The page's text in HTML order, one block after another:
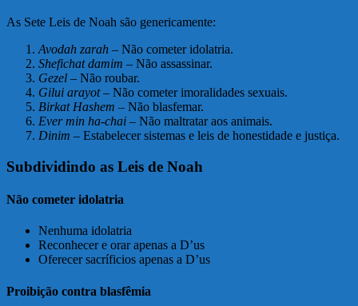
As Sete Leis de Noah são genericamente:
Avodah zarah – Não cometer idolatria.
Shefichat damim – Não assassinar.
Gezel – Não roubar.
Gilui arayot– Não cometer imoralidades sexuais.
Birkat Hashem – Não blasfemar.
Ever min ha-chai – Não maltratar aos animais.
Dinim – Estabelecer sistemas e leis de honestidade e justiça.
Subdividindo as Leis de Noah
Não cometer idolatria
Nenhuma idolatria
Reconhecer e orar apenas a D’us
Oferecer sacríficios apenas a D’us
Proibição contra blasfêmia